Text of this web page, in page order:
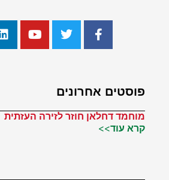
פוסטים אחרונים
מוחמד דחלאן חוזר לזירה העזתית
קרא עוד>>